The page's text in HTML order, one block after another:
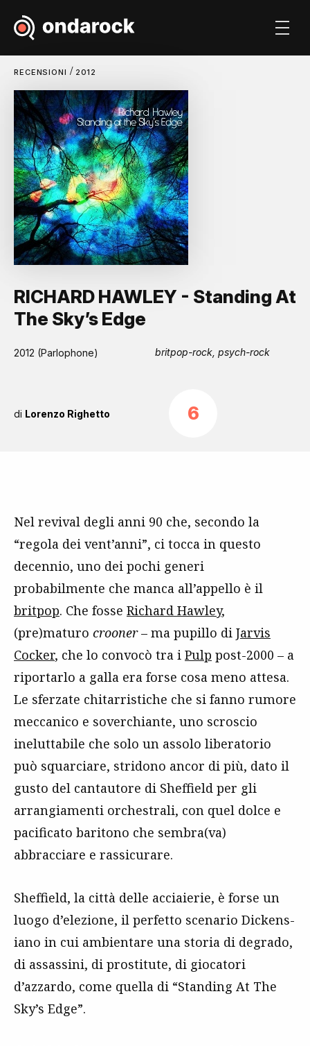
RECENSIONI / 2012
RICHARD HAWLEY - Standing At
The Sky’s Edge
2012 (Parlophone) britpop-rock, psych-rock
di Lorenzo Righetto 6
Nel revival degli anni 90 che, secondo la
“regola dei vent’anni”, ci tocca in questo
decennio, uno dei pochi generi
probabilmente che manca all’appello è il
britpop. Che fosse Richard Hawley,
(pre)maturo crooner– ma pupillo di Jarvis
Cocker, che lo convocò tra i Pulp post-2000 – a
riportarlo a galla era forse cosa meno attesa.
Le sferzate chitarristiche che si fanno rumore
meccanico e soverchiante, uno scroscio
ineluttabile che solo un assolo liberatorio
può squarciare, stridono ancor di più, dato il
gusto del cantautore di Sheffield per gli
arrangiamenti orchestrali, con quel dolce e
pacificato baritono che sembra(va)
abbracciare e rassicurare.
Sheffield, la città delle acciaierie, è forse un
luogo d’elezione, il perfetto scenario Dickens-
iano in cui ambientare una storia di degrado,
di assassini, di prostitute, di giocatori
d’azzardo, come quella di “Standing At The
Sky’s Edge”.